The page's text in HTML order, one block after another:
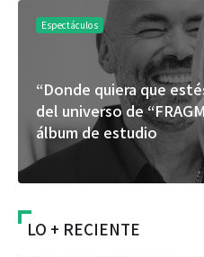
Espectáculos
“Donde quiera que
del universo de
álbum de estudio
LO + RECIENTE